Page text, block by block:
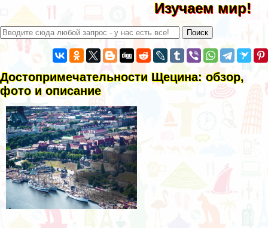
Изучаем мир!
Достопримечательности Щецина: обзор,
фото и описание